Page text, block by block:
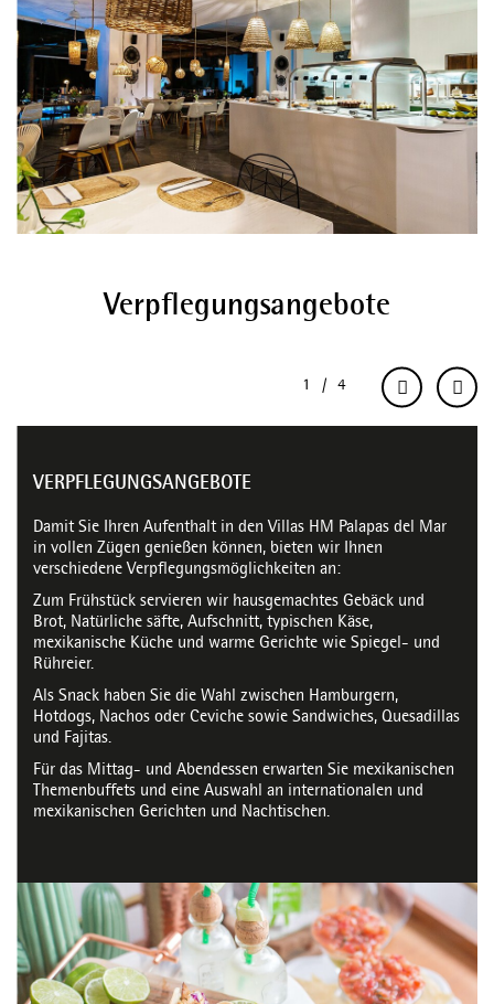
Verpflegungsangebote
VERPFLEGUNGSANGEBOTE
Damit Sie Ihren Aufenthalt in den Villas HM Palapas del Mar
in vollen Zügen genießen können, bieten wir Ihnen
verschiedene Verpflegungsmöglichkeiten an:
Zum Frühstück servieren wir hausgemachtes Gebäck und
Brot, Natürliche säfte, Aufschnitt, typischen Käse,
mexikanische Küche und warme Gerichte wie Spiegel- und
Rühreier.
Als Snack haben Sie die Wahl zwischen Hamburgern,
Hotdogs, Nachos oder Ceviche sowie Sandwiches, Quesadillas
und Fajitas.
Für das Mittag- und Abendessen erwarten Sie mexikanischen
Themenbuffets und eine Auswahl an internationalen und
mexikanischen Gerichten und Nachtischen.